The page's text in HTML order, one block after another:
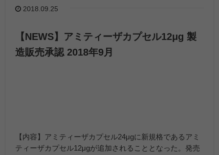
2018.09.25
【NEWS】アミティーザカプセル12μg 製
造販売承認 2018年9月
【内容】アミティーザカプセル24μgに新規格であるアミ
ティーザカプセル12μgが追加されることとなった。発売